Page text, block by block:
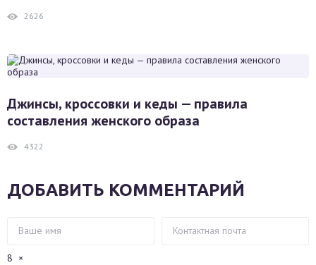
2626
Джинсы, кроссовки и кеды — правила
составления женского образа
4322
ДОБАВИТЬ КОММЕНТАРИЙ
8 ×